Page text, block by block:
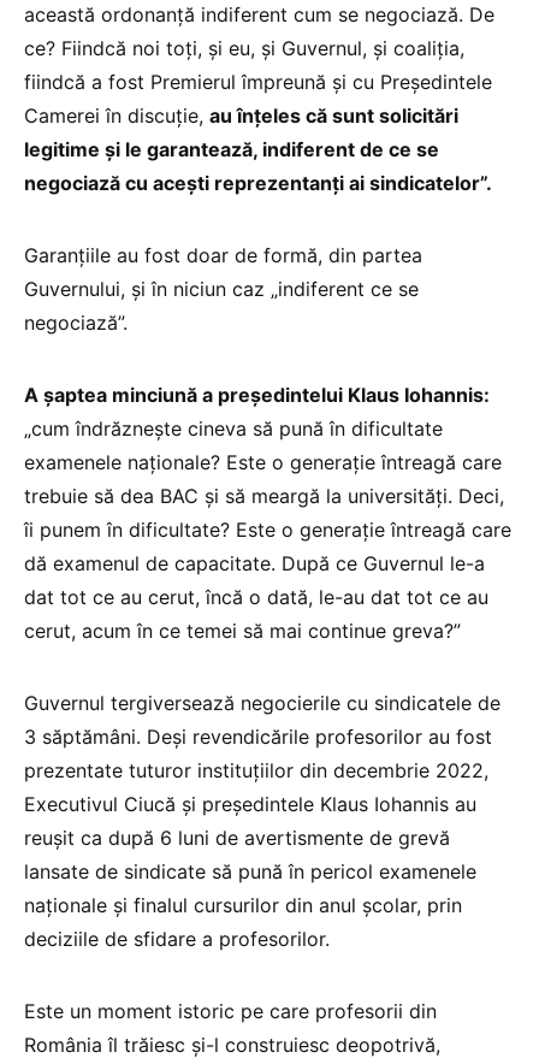
această ordonanță indiferent cum se negociază. De
ce? Fiindcă noi toți, și eu, și Guvernul, și coaliția,
fiindcă a fost Premierul împreună și cu Președintele
Camerei în discuție, au înțeles că sunt solicitări
legitime și le garantează, indiferent de ce se
negociază cu acești reprezentanți ai sindicatelor”.
Garanțiile au fost doar de formă, din partea
Guvernului, și în niciun caz „indiferent ce se
negociază”.
A șaptea minciună a președintelui Klaus Iohannis:
„cum îndrăznește cineva să pună în dificultate
examenele naționale? Este o generație întreagă care
trebuie să dea BAC și să meargă la universități. Deci,
îi punem în dificultate? Este o generație întreagă care
dă examenul de capacitate. După ce Guvernul le-a
dat tot ce au cerut, încă o dată, le-au dat tot ce au
cerut, acum în ce temei să mai continue greva?”
Guvernul tergiversează negocierile cu sindicatele de
3 săptămâni. Deși revendicările profesorilor au fost
prezentate tuturor instituțiilor din decembrie 2022,
Executivul Ciucă și președintele Klaus Iohannis au
reușit ca după 6 luni de avertismente de grevă
lansate de sindicate să pună în pericol examenele
naționale și finalul cursurilor din anul școlar, prin
deciziile de sfidare a profesorilor.
Este un moment istoric pe care profesorii din
România îl trăiesc și-l construiesc deopotrivă,